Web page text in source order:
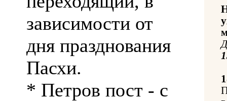
зависимости от
дня празднования
Пасхи.
* Петров пост - с